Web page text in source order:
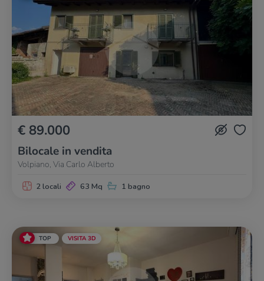
€ 89.000
Bilocale in vendita
Volpiano, Via Carlo Alberto
2 locali 63 Mq 1 bagno
TOP VISITA 3D